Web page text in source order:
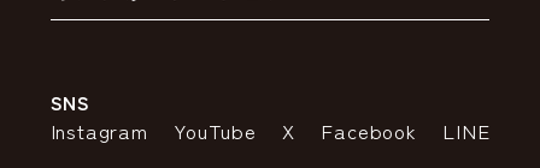
アウトレットセール
お支払いについて
特定商取引法の表示
SNS
Instagram YouTube X Facebook LINE